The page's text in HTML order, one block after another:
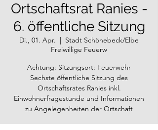
Ortschaftsrat Ranies -
6. öffentliche Sitzung
Di., 01. Apr.
  |
Stadt Schönebeck/Elbe
Freiwillige Feuerw
Achtung: Sitzungsort: Feuerwehr
Sechste öffentliche Sitzung des
Ortschaftsrates Ranies inkl.
Einwohnerfragestunde und Informationen
zu Angelegenheiten der Ortschaft